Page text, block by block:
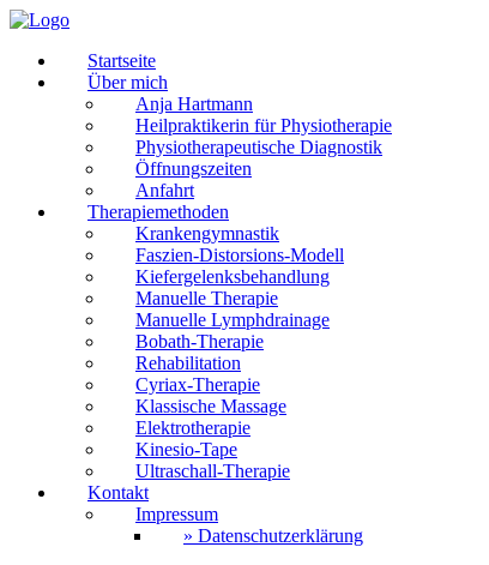
Startseite
Über mich
Anja Hartmann
Heilpraktikerin für Physiotherapie
Physiotherapeutische Diagnostik
Öffnungszeiten
Anfahrt
Therapiemethoden
Krankengymnastik
Faszien-Distorsions-Modell
Kiefergelenksbehandlung
Manuelle Therapie
Manuelle Lymphdrainage
Bobath-Therapie
Rehabilitation
Cyriax-Therapie
Klassische Massage
Elektrotherapie
Kinesio-Tape
Ultraschall-Therapie
Kontakt
Impressum
Datenschutzerklärung